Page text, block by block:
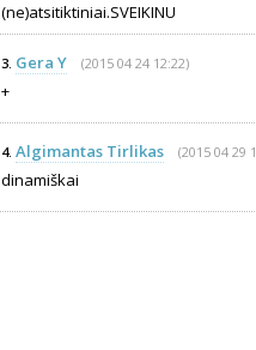
(ne)atsitiktiniai.SVEIKINU
3. Gera Y (2015 04 24 12:22)
+
4. Algimantas Tirlikas (2015 04 29
dinamiškai